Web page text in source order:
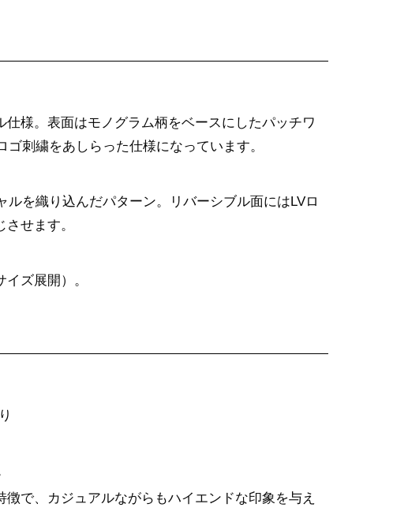
様。表面はモノグラム柄をベースにしたパッチワ
刺繍をあしらった仕様になっています。
を織り込んだパターン。リバーシブル面にはLVロ
せます。
ズ展開）。
で、カジュアルながらもハイエンドな印象を与え